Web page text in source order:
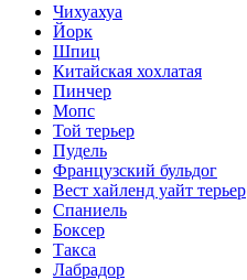
Чихуахуа
Йорк
Шпиц
Китайская хохлатая
Пинчер
Мопс
Той терьер
Пудель
Французский бульдог
Вест хайленд уайт терьер
Спаниель
Боксер
Такса
Лабрадор